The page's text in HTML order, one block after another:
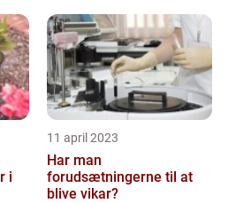
i
11 april 2023
Har man
forudsætningerne til at
blive vikar?